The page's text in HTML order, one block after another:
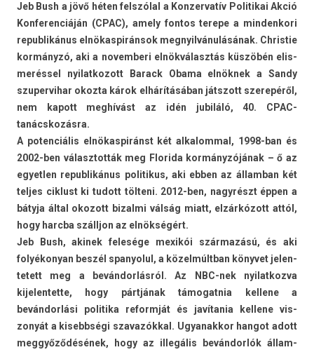
Jeb Bush a jövő héten felszólal a Kon­zervatív Politikai Akció
Kon­feren­ciáján (CPAC), amely fon­tos terepe a min­denkori
re­pub­likánus el­nökas­pirán­sok meg­nyil­vánulásának. Chris­tie
kormányzó, aki a novem­beri elnökválasztás küszöbén elis­
merés­sel nyilat­kozott Barack Obama elnöknek a Sandy
szuper­vihar okoz­ta károk elhárításában játszott szerepéről,
nem kapott meghívást az idén jubiláló, 40. CPAC-
tanácskozásra.
A poten­ciális el­nökas­piránst két al­kalomm­al, 1998-ban és
2002-ben választot­ták meg Florida kormányzójának – ő az
egyetl­en re­pub­likánus politikus, aki ebben az állam­ban két
tel­jes cik­lust ki tudott tölteni. 2012-ben, nagyrészt éppen a
bátyja által okozott bi­zal­mi válság miatt, elzárkózott attól,
hogy harcba szálljon az elnökségért.
Jeb Bush, akinek felesége mexikói származású, és aki
folyékonyan beszél spanyolul, a közelmúltban könyvet jelen­
tetett meg a bevándorlásról. Az NBC-nek nyilat­kozva
kijelen­tette, hogy pártjának támogat­nia kel­lene a
bevándorlási politika re­formját és javítania kel­lene vis­
zonyát a kisebbségi szavazókk­al. Ugyanak­kor han­got adott
meggyőződésének, hogy az illegális bevándorlók állam­